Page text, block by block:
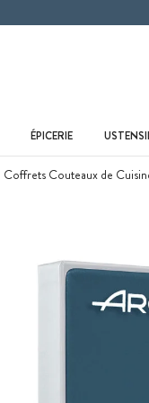
ÉPICERIE
Coffrets Couteaux de